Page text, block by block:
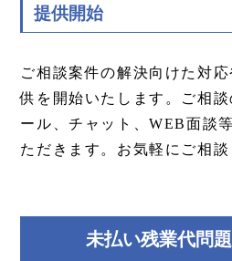
提供開始
ご相談案件の解決向けた対
供を開始いたします。ご相
ール、チャット、WEB面談
ただきます。お気軽にご相談
未払い残業代問